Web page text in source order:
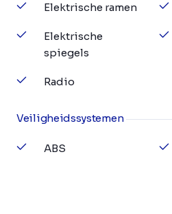
Elektrische ramen
Elektrische
spiegels
Radio
Veiligheidssystemen
ABS